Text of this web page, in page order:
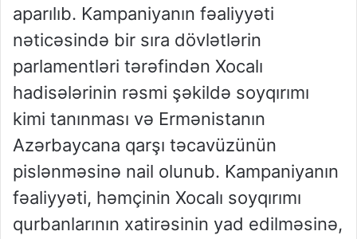
aparılıb. Kampaniyanın fəaliyyəti
nəticəsində bir sıra dövlətlərin
parlamentləri tərəfindən Xocalı
hadisələrinin rəsmi şəkildə soyqırımı
kimi tanınması və Ermənistanın
Azərbaycana qarşı təcavüzünün
pislənməsinə nail olunub. Kampaniyanın
fəaliyyəti, həmçinin Xocalı soyqırımı
qurbanlarının xatirəsinin yad edilməsinə,